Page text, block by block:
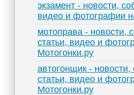
экзамент - новости,
видео и фотографии
мотоправа - новости,
статьи, видео и
Мотогонки.ру
автогонщик - новости,
статьи, видео и
Мотогонки.ру